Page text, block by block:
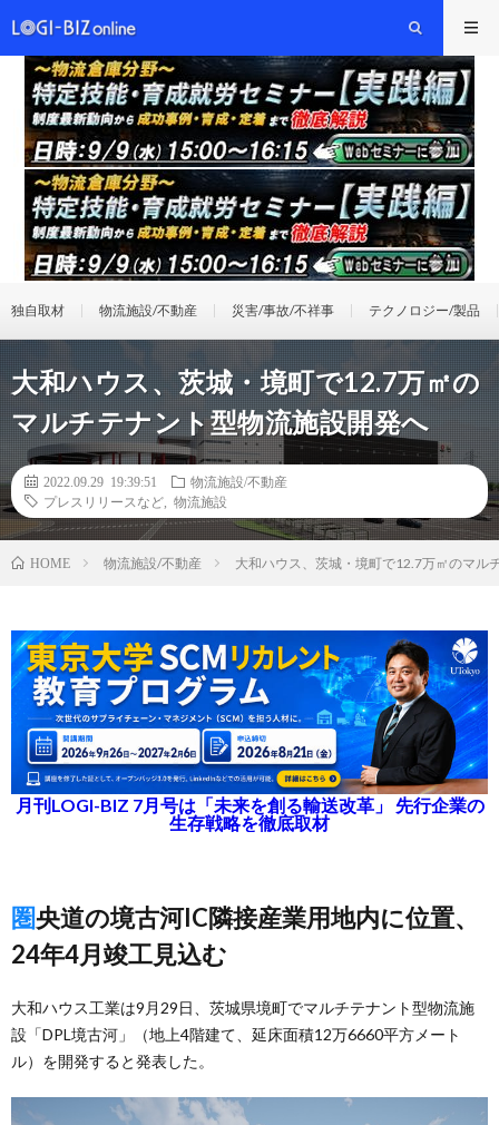
独自取材 物流施設/不動産 災害/事故/不祥事 テクノロジー/製品
大和ハウス、茨城・境町で12.7万㎡の
マルチテナント型物流施設開発へ
2022.09.29 19:39:51
物流施設/不動産
プレスリリースなど
物流施設
HOME 物流施設/不動産 大和ハウス、茨城・境町で12.7万㎡のマル
月刊LOGI-BIZ 7月号は「未来を創る輸送改革」 先行企業の
生存戦略を徹底取材
圏央道の境古河IC隣接産業用地内に位置、
24年4月竣工見込む
大和ハウス工業は9月29日、茨城県境町でマルチテナント型物流施
設「DPL境古河」（地上4階建て、延床面積12万6660平方メート
ル）を開発すると発表した。